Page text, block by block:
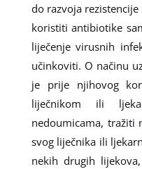
do razvoja
koristiti antibiotike
liječenje virusnih
učinkoviti. O načinu
je prije njihovog
liječnikom ili
nedoumicama, tražiti
svog liječnika ili
nekih drugih